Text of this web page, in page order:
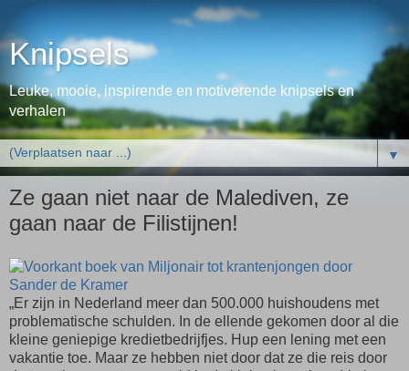
Knipsels
Leuke, mooie, inspirende en motiverende knipsels en
verhalen
▼
Ze gaan niet naar de Malediven, ze
gaan naar de Filistijnen!
„Er zijn in Nederland meer dan 500.000 huishoudens met
problematische schulden. In de ellende gekomen door al die
kleine geniepige kredietbedrijfjes. Hup een lening met een
vakantie toe. Maar ze hebben niet door dat ze die reis door